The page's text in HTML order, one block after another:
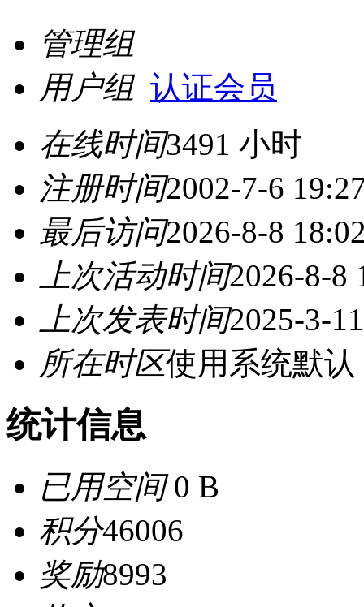
管理组
用户组 认证会员
在线时间3491 小时
注册时间2002-7-6
最后访问2026-8-8
上次活动时间2026-8-8
上次发表时间2025-3-
所在时区使用系统默认
统计信息
已用空间0 B
积分46006
奖励8993